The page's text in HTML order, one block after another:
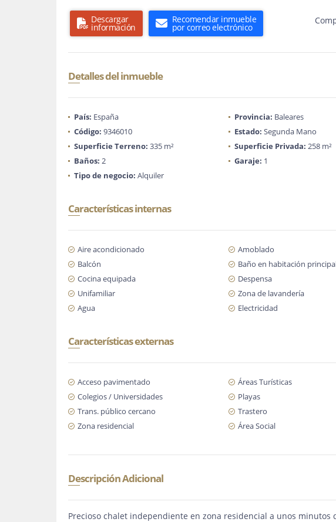
Descargar
información
Recomendar inmueble
por correo electrónico
Detalles del inmueble
País: España Provincia: Baleares
Código: 9346010 Estado: Segunda Mano
Superficie Terreno: 335 m² Superficie Privada: 258 m²
Baños: 2 Garaje: 1
Tipo de negocio: Alquiler
Características internas
Aire acondicionado Amoblado
Balcón
Baño en habitación
Cocina equipada
Despensa
Unifamiliar
Zona de lavandería
Agua
Electricidad
Características externas
Acceso pavimentado Áreas Turísticas
Colegios / Universidades
Playas
Trans. público cercano
Trastero
Zona residencial
Área Social
Descripción Adicional
Precioso chalet independiente en zona residencial a unos minutos